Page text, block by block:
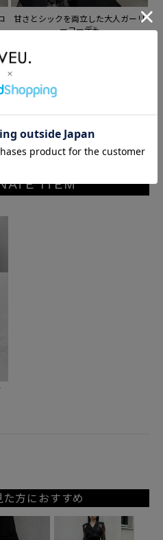
甘さとシックを両立した大人ガーリ
ーコーデ☕️
MORE
powered by
ITEM
た方におすすめ